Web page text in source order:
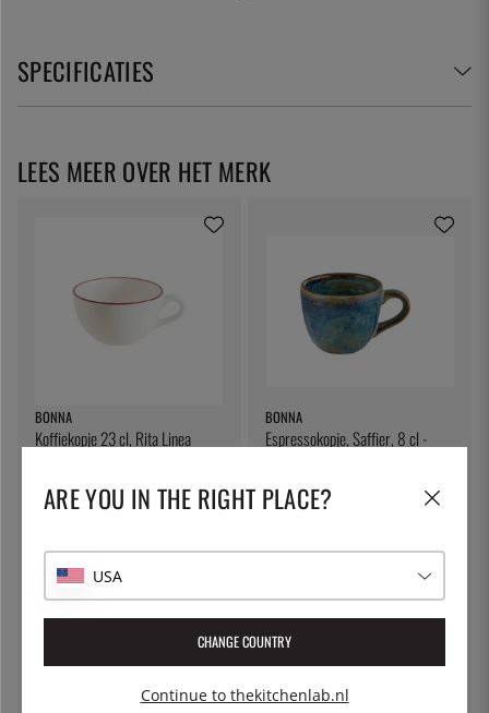
SPECIFICATIES
BONNA
Koffiekopje 23 cl, Rita Linea
€ 7
BONNA
Espressokopje, Saffier, 8 cl -
€ 8
LEES MEER OVER HET MERK
ARE YOU IN THE RIGHT PLACE?
USA
CHANGE COUNTRY
Continue to thekitchenlab.nl